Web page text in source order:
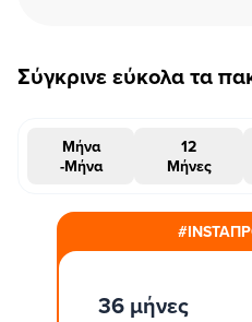
Σύγκρινε εύκολα τα
Μήνα
-Μήνα
12
Μήνες
36 μήνες